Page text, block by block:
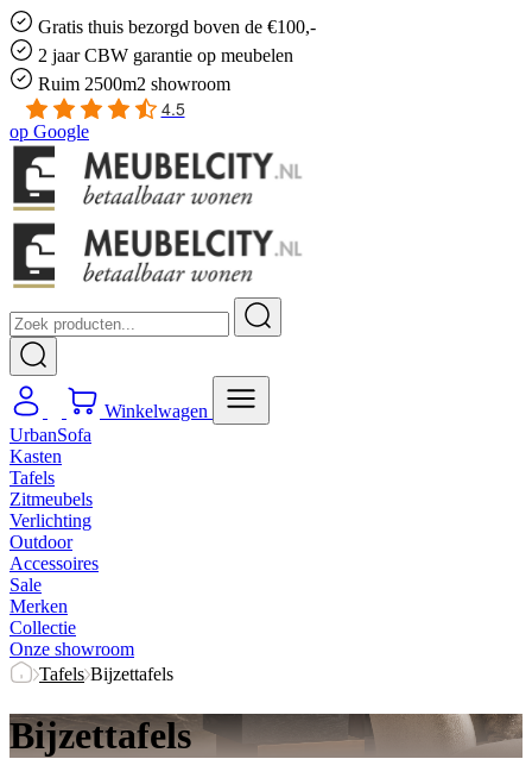
Gratis thuis bezorgd boven de €100,-
2 jaar CBW garantie op meubelen
Ruim 2500m2 showroom
4.5
op Google
Winkelwagen
UrbanSofa
Kasten
Tafels
Zitmeubels
Verlichting
Outdoor
Accessoires
Sale
Merken
Collectie
Onze showroom
Tafels Bijzettafels
Bijzettafels